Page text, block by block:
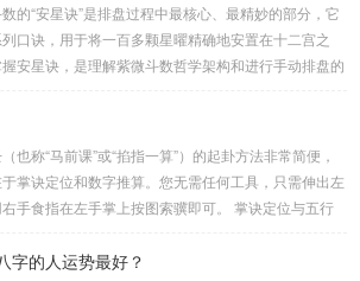
数字是偶数位，则前后平分；如果是奇数位，则前部
分少一位。例如，数字 256：前一位 2 为上卦后两
的“安星诀”是排盘过程中最核心、最精妙的部分，它
口诀，用于将一百多颗星曜精确地安置在十二宫之
安星诀，是理解紫微斗数哲学架构和进行手动排盘的
，可以清晰地通过下图展现：二、 核心安星诀详解1.
星诀（定帝星）这是所有安星的第一步，至关重要。口
微天机星逆行，隔一阳武天同行，...
也称“马前课”或“掐指一算”）的起卦方法非常简便，
掌诀定位和数字推算。您无需任何工具，只需伸出左
手食指在左手掌上按图索骥即可。 掌诀定位与五行
：位于食指指尖，属水，玄武，主数2、7、8，凶。
字的人运势最好？